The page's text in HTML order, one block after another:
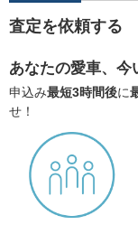
査定を依頼する
あなたの愛車、今
申込み最短3時間後に
せ！